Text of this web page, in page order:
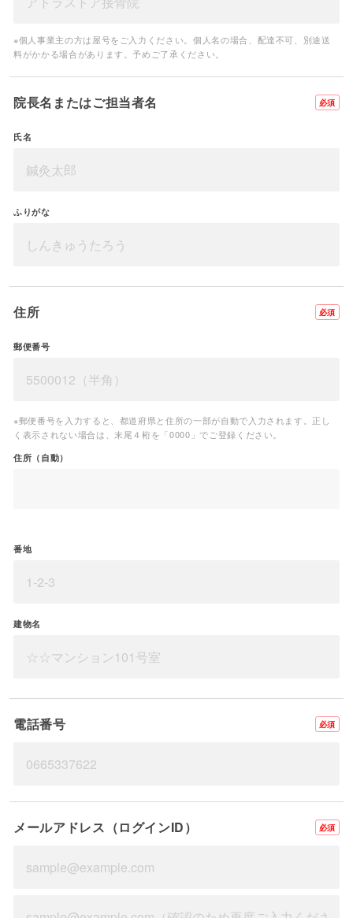
※個人事業主の方は屋号をご入力ください。個人名の場合、配達不可、別途送
料がかかる場合があります。予めご了承ください。
院長名またはご担当者名 必須
氏名
ふりがな
住所 必須
郵便番号
※郵便番号を入力すると、都道府県と住所の一部が自動で入力されます。正し
く表示されない場合は、末尾４桁を「0000」でご登録ください。
住所（自動）
番地
建物名
電話番号 必須
メールアドレス（ログインID） 必須